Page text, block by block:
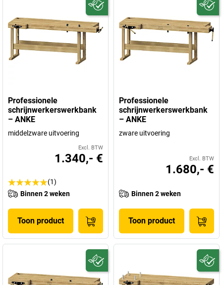
Professionele
schrijnwerkerswerkbank
– ANKE
middelzware uitvoering
Excl. BTW
1.340,- €
(1)
Binnen 2 weken
Toon product
Professionele
schrijnwerkerswerkbank
– ANKE
zware uitvoering
Excl. BTW
1.680,- €
Binnen 2 weken
Toon product